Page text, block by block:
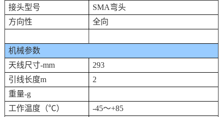
接头型号
SMA弯头
方向性
全向
机械参数
天线尺寸-mm
293
引线长度m
2
重量-g
工作温度（℃）
-45～+85